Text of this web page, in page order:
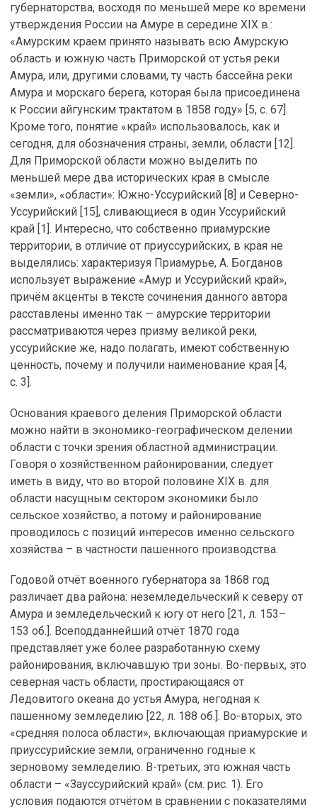
губернаторства, восходя по меньшей мере ко времени
утверждения России на Амуре в середине XIX в.:
«Амурским краем принято называть всю Амурскую
область и южную часть Приморской от устья реки
Амура, или, другими словами, ту часть бассейна реки
Амура и морскаго берега, которая была присоединена
к России айгунским трактатом в 1858 году» [5, с. 67].
Кроме того, понятие «край» использовалось, как и
сегодня, для обозначения страны, земли, области [12].
Для Приморской области можно выделить по
меньшей мере два исторических края в смысле
«земли», «области»: Южно-Уссурийский [8] и Северно-
Уссурийский [15], сливающиеся в один Уссурийский
край [1]. Интересно, что собственно приамурские
территории, в отличие от приуссурийских, в края не
выделялись: характеризуя Приамурье, А. Богданов
использует выражение «Амур и Уссурийский край»,
причём акценты в тексте сочинения данного автора
расставлены именно так — амурские территории
рассматриваются через призму великой реки,
уссурийские же, надо полагать, имеют собственную
ценность, почему и получили наименование края [4,
c. 3].
Основания краевого деления Приморской области
можно найти в экономико-географическом делении
области с точки зрения областной администрации.
Говоря о хозяйственном районировании, следует
иметь в виду, что во второй половине XIX в. для
области насущным сектором экономики было
сельское хозяйство, а потому и районирование
проводилось с позиций интересов именно сельского
хозяйства – в частности пашенного производства.
Годовой отчёт военного губернатора за 1868 год
различает два района: неземледельческий к северу от
Амура и земледельческий к югу от него [21, л. 153–
153 об.]. Всеподданнейший отчёт 1870 года
представляет уже более разработанную схему
районирования, включавшую три зоны. Во-первых, это
северная часть области, простирающаяся от
Ледовитого океана до устья Амура, негодная к
пашенному земледелию [22, л. 188 об.]. Во-вторых, это
«средняя полоса области», включающая приамурские и
приуссурийские земли, ограниченно годные к
зерновому земледелию. В-третьих, это южная часть
области – «Зауссурийский край» (см. рис. 1). Его
условия подаются отчётом в сравнении с показателями